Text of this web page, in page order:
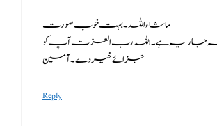
ماشاءاللہ۔ بہت خوب صورت
ہے۔ اللہ رب العزت آپ کو
جزائے خیر دے۔ آمین
Reply